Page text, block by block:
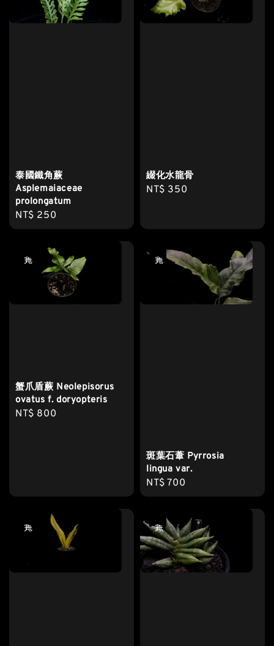
泰國鐵角蕨
Asplemaiaceae
prolongatum
Regular
price
NT$ 250
綴化水龍骨
Regular
NT$ 350
蟹爪盾蕨 Neolepisorus
ovatus f. doryopteris
Regular
NT$ 800
斑葉石葦 Pyrrosia
lingua var.
Regular
price
NT$ 700